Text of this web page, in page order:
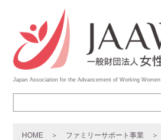
Japan Association for the Advancement of Working Women
HOME ファミリーサポート事業